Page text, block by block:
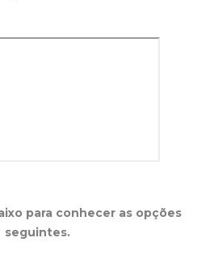
para conhecer as opções
seguintes.